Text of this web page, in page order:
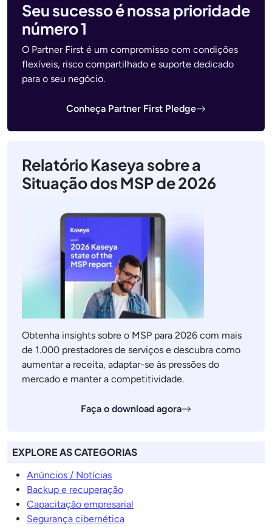
Seu sucesso é nossa prioridade
número 1
O Partner First é um compromisso com condições
flexíveis, risco compartilhado e suporte dedicado
para o seu negócio.
Conheça Partner First Pledge
Relatório Kaseya sobre a
Situação dos MSP de 2026
Obtenha insights sobre o MSP para 2026 com mais
de 1.000 prestadores de serviços e descubra como
aumentar a receita, adaptar-se às pressões do
mercado e manter a competitividade.
Faça o download agora
EXPLORE AS CATEGORIAS
Anúncios / Notícias
Backup e recuperação
Capacitação empresarial
Segurança cibernética